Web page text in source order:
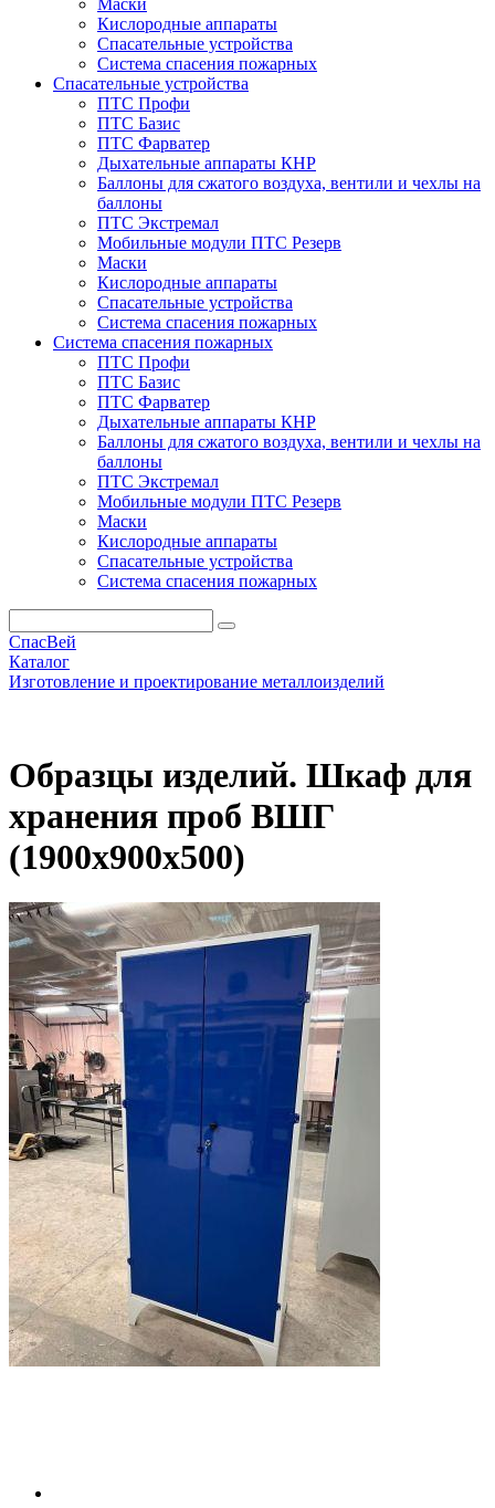
Маски
Кислородные аппараты
Спасательные устройства
Система спасения пожарных
Спасательные устройства
ПТС Профи
ПТС Базис
ПТС Фарватер
Дыхательные аппараты КНР
Баллоны для сжатого воздуха, вентили и чехлы на
баллоны
ПТС Экстремал
Мобильные модули ПТС Резерв
Маски
Кислородные аппараты
Спасательные устройства
Система спасения пожарных
Система спасения пожарных
ПТС Профи
ПТС Базис
ПТС Фарватер
Дыхательные аппараты КНР
Баллоны для сжатого воздуха, вентили и чехлы на
баллоны
ПТС Экстремал
Мобильные модули ПТС Резерв
Маски
Кислородные аппараты
Спасательные устройства
Система спасения пожарных
СпасВей
Каталог
Изготовление и проектирование металлоизделий
Образцы изделий. Шкаф для
хранения проб ВШГ
(1900х900х500)